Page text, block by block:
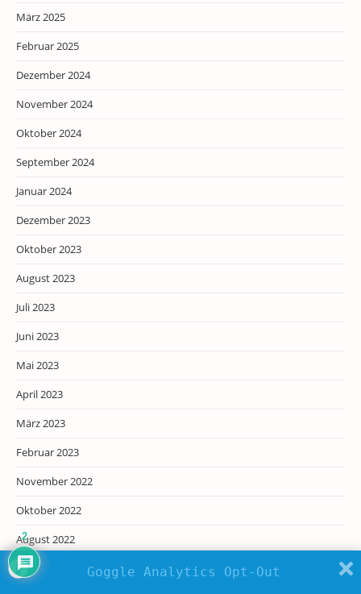
März 2025
Februar 2025
Dezember 2024
November 2024
Oktober 2024
September 2024
Januar 2024
Dezember 2023
Oktober 2023
August 2023
Juli 2023
Juni 2023
Mai 2023
April 2023
März 2023
Februar 2023
November 2022
Oktober 2022
August 2022
Juni 2022
Goggle Analytics Opt-Out
2